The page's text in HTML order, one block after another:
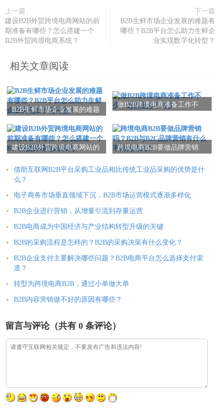
上一篇
建设B2B外贸跨境电商网站的前
期准备有哪些？怎么搭建一个
B2B外贸跨境电商系统？
下一篇
B2B生鲜市场企业发展的难题有
哪些？B2B平台怎么助力生鲜企
业实现数字化转型？
相关文章阅读
B2B生鲜市场企业发展的难题
鲜企业实现数字化转型？
做B2B跨境电商准备工作不
建设B2B外贸跨境电商网站的
一个B2B外贸跨境电商系统？
跨境电商B2B要做品牌营销
么不同的法则？
借助互联网B2B平台采购工业品相比传统工业品采购的优势是什
么？
电子商务市场垂直领域下沉，B2B市场运营模式逐渐多样化
B2B企业进行营销，从增量引流到存量运营
B2B电商成为中国经济与产业结构转型升级的关键
B2B的采购流程是怎样的？B2B的采购决策有什么变化？
B2B企业支付主要解决哪些问题？B2B电商平台怎么选择支付渠
道？
转型为跨境电商B2B，通过小单做大单
B2B内容营销做不好的原因有哪些？
留言与评论（共有 0 条评论）